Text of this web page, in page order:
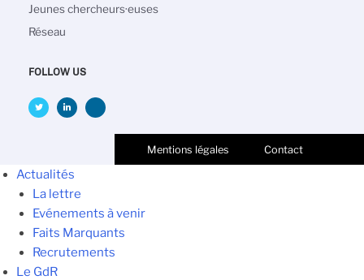
Jeunes chercheurs·euses
Réseau
FOLLOW US
Mentions légales Contact
Actualités
La lettre
Evénements à venir
Faits Marquants
Recrutements
Le GdR